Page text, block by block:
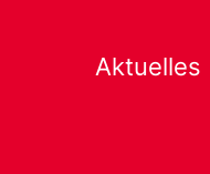
Aktuelles